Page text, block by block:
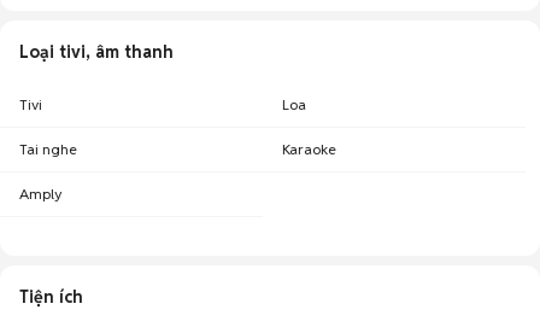
Loại tivi, âm thanh
Tivi Loa
Tai nghe Karaoke
Amply
Tiện ích